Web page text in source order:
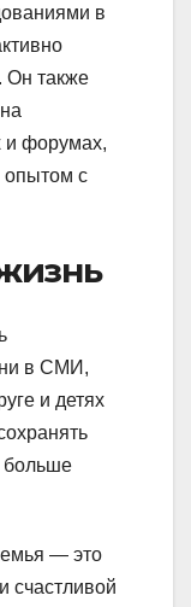
в
Он также
и форумах,
опытом с
в СМИ,
и детях
больше
— это
счастливой